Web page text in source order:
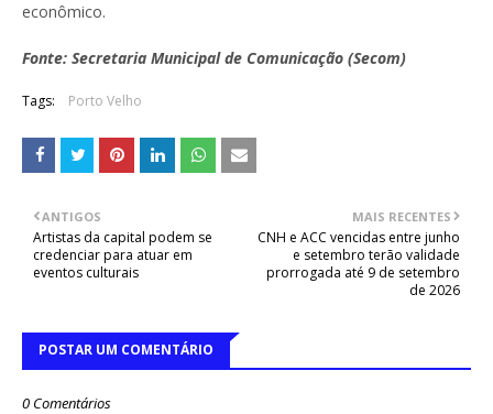
econômico.
Fonte: Secretaria Municipal de Comunicação (Secom)
Tags: Porto Velho
MAIS RECENTES
CNH e ACC vencidas entre junho
e setembro terão validade
prorrogada até 9 de setembro
de 2026
ANTIGOS
Artistas da capital podem se
credenciar para atuar em
eventos culturais
POSTAR UM COMENTÁRIO
0 Comentários